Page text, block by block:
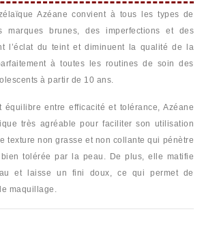
Azéane convient à tous les types de
marques brunes, des imperfections et des
l’éclat du teint et diminuent la qualité de la
à toutes les routines de soin des
à partir de 10 ans.
équilibre entre efficacité et tolérance, Azéane
très agréable pour faciliter son utilisation
texture non grasse et non collante qui pénètre
tolérée par la peau. De plus, elle matifie
et laisse un fini doux, ce qui permet de
maquillage.